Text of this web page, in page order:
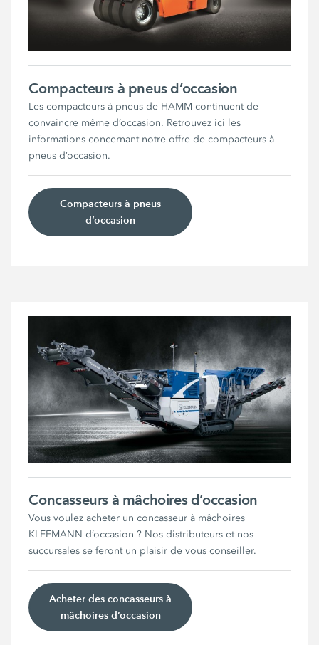
Compacteurs à pneus d’occasion
Les compacteurs à pneus de HAMM continuent de
convaincre même d’occasion. Retrouvez ici les
informations concernant notre offre de compacteurs à
pneus d’occasion.
Compacteurs à pneus
d’occasion
Concasseurs à mâchoires d’occasion
Vous voulez acheter un concasseur à mâchoires
KLEEMANN d’occasion ? Nos distributeurs et nos
succursales se feront un plaisir de vous conseiller.
Acheter des concasseurs à
mâchoires d’occasion